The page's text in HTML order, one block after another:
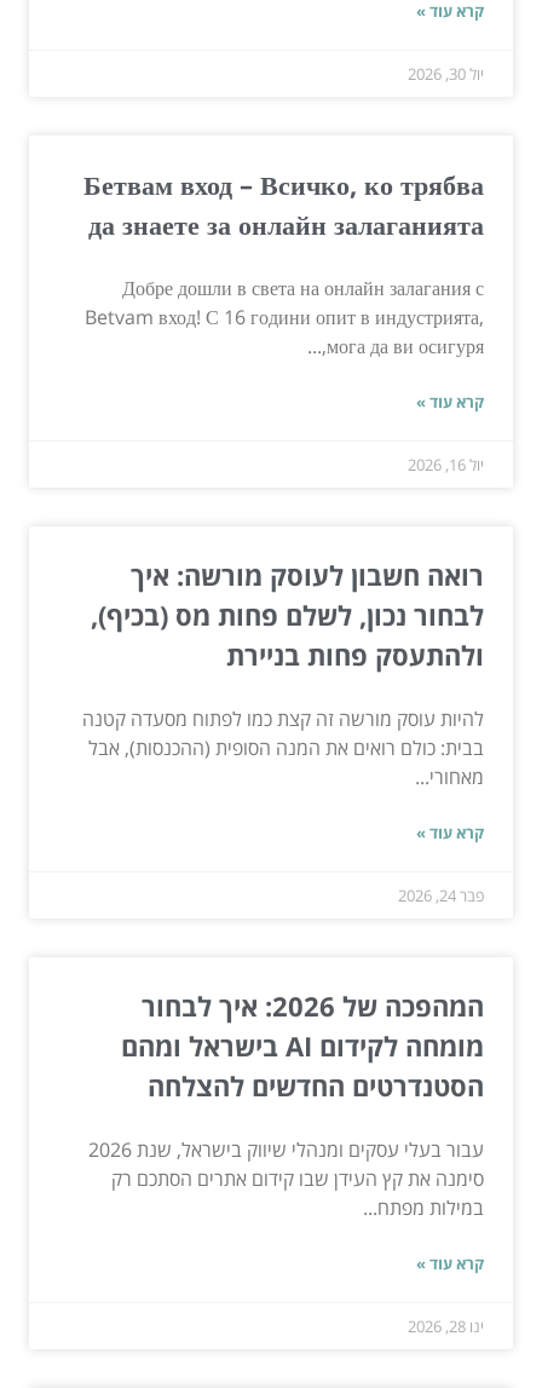
קרא עוד »
יול 30, 2026
Бетвам вход – Всичко, ко трябва
да знаете за онлайн залаганията
Добре дошли в света на онлайн залагания с
Betvam вход! С 16 години опит в индустрията,
мога да ви осигуря,...
קרא עוד »
יול 16, 2026
רואה חשבון לעוסק מורשה: איך
לבחור נכון, לשלם פחות מס (בכיף),
ולהתעסק פחות בניירת
להיות עוסק מורשה זה קצת כמו לפתוח מסעדה קטנה
בבית: כולם רואים את המנה הסופית (ההכנסות), אבל
מאחורי...
קרא עוד »
פבר 24, 2026
המהפכה של 2026: איך לבחור
מומחה לקידום AI בישראל ומהם
הסטנדרטים החדשים להצלחה
עבור בעלי עסקים ומנהלי שיווק בישראל, שנת 2026
סימנה את קץ העידן שבו קידום אתרים הסתכם רק
במילות מפתח...
קרא עוד »
ינו 28, 2026